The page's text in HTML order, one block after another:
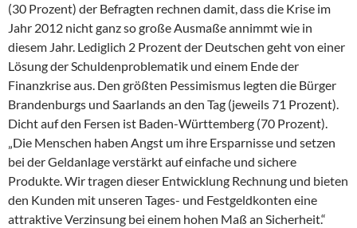
(30 Prozent) der Befragten rechnen damit, dass die Krise im
Jahr 2012 nicht ganz so große Ausmaße annimmt wie in
diesem Jahr. Lediglich 2 Prozent der Deutschen geht von einer
Lösung der Schuldenproblematik und einem Ende der
Finanzkrise aus. Den größten Pessimismus legten die Bürger
Brandenburgs und Saarlands an den Tag (jeweils 71 Prozent).
Dicht auf den Fersen ist Baden-Württemberg (70 Prozent).
„Die Menschen haben Angst um ihre Ersparnisse und setzen
bei der Geldanlage verstärkt auf einfache und sichere
Produkte. Wir tragen dieser Entwicklung Rechnung und bieten
den Kunden mit unseren Tages- und Festgeldkonten eine
attraktive Verzinsung bei einem hohen Maß an Sicherheit.“